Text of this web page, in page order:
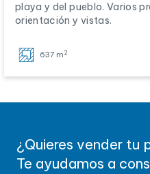
playa y del pueblo. Varios
orientación y vistas.
637 m 2
¿Quieres vender tu
Te ayudamos a